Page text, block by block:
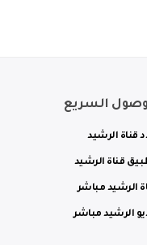
السريع
قناة الرشيد
قناة الرشيد
الرشيد مباشر
الرشيد مباشر